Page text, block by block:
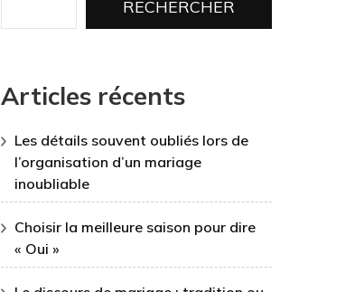
RECHERCHER
Articles récents
Les détails souvent oubliés lors de
l’organisation d’un mariage
inoubliable
Choisir la meilleure saison pour dire
« Oui »